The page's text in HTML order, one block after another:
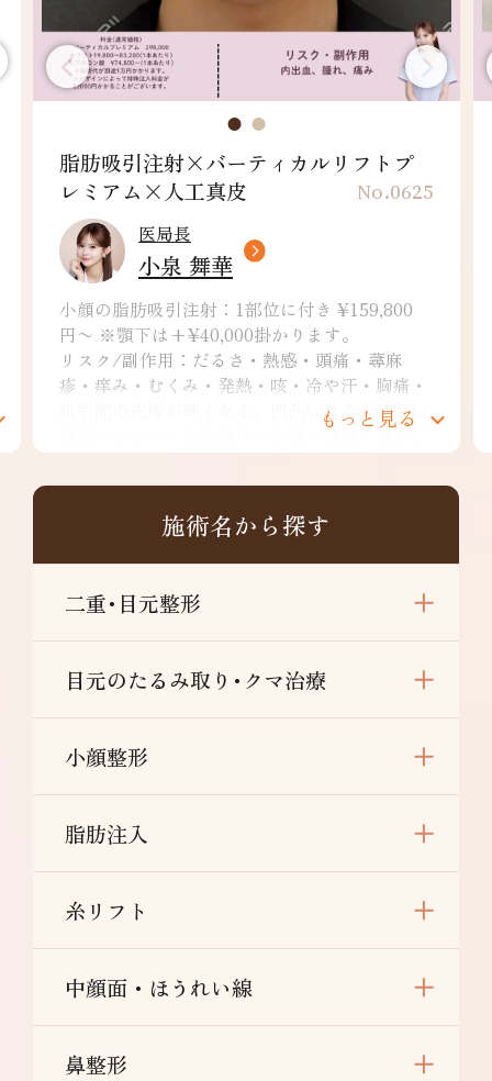
リフトプ
No.0625
き ¥159,800
痛・蕁麻
や汗・胸痛・
る・効果に
和感、左右
バーティカルプレミアム×フェ
インリフト×耳前ヒアルロン...
バーティカルリフトプレミアム：
リスク/副作用：内出血、腫れ、血流
み、発熱、つっぱり感など
ヒアルロン酸：1cc ¥74,800~ ※別途
て￥10,000が発生。デザインによっ
入料￥22,000が発生。
リスク/副作用：痛み、浮腫み、内出
赤、熱感、つっぱり感、色素沈着、
結、拘縮、知覚鈍麻などを生じるこ
す。
施術名から探す
二重･目元整形
目元のたるみ取り･クマ治療
小顔整形
脂肪注入
糸リフト
中顔面・ほうれい線
鼻整形